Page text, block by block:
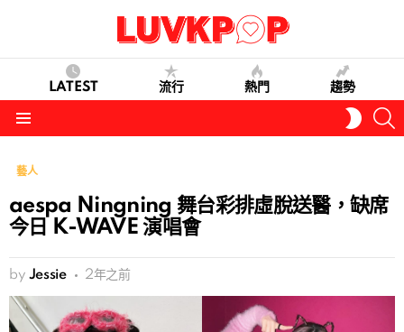
LATEST 流行 熱門 趨勢
SKIN
藝人
aespa Ningning 舞台彩排虛脫送醫，缺席
今日 K-WAVE 演唱會
by Jessie 2年之前